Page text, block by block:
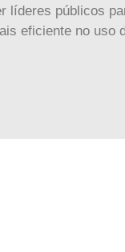
líderes públicos
eficiente no uso